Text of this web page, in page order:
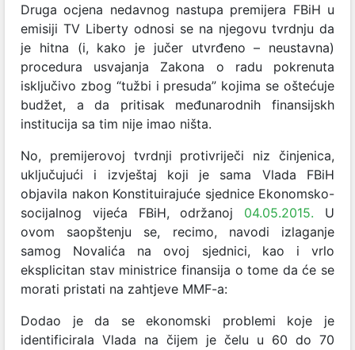
Druga ocjena nedavnog nastupa premijera FBiH u
emisiji TV Liberty odnosi se na njegovu tvrdnju da
je hitna (i, kako je jučer utvrđeno – neustavna)
procedura usvajanja Zakona o radu pokrenuta
isključivo zbog “tužbi i presuda” kojima se oštećuje
budžet, a da pritisak međunarodnih finansijskh
institucija sa tim nije imao ništa.
No, premijerovoj tvrdnji protivriječi niz činjenica,
uključujući i izvještaj koji je sama Vlada FBiH
objavila nakon Konstituirajuće sjednice Ekonomsko-
socijalnog vijeća FBiH, održanoj 04.05.2015. U
ovom saopštenju se, recimo, navodi izlaganje
samog Novalića na ovoj sjednici, kao i vrlo
eksplicitan stav ministrice finansija o tome da će se
morati pristati na zahtjeve MMF-a:
Dodao je da se ekonomski problemi koje je
identificirala Vlada na čijem je čelu u 60 do 70